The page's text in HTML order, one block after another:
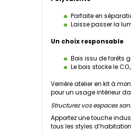
Parfaite en
Laisse passer la
Un choix responsable
Bois issu de forêts
Le bois stocke le
Verrière atelier en kit à
pour un usage intérieur
Structurez vos espaces
Apportez une touche
tous les styles